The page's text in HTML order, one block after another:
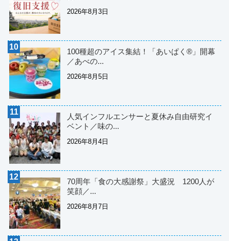
2026年8月3日
100種超のアイス集結！「あいぱく®」開幕
／あべの...
2026年8月5日
人気インフルエンサーと夏休み自由研究イ
ベント／味の...
2026年8月4日
70周年「食の大感謝祭」大盛況 1200人が
笑顔／...
2026年8月7日